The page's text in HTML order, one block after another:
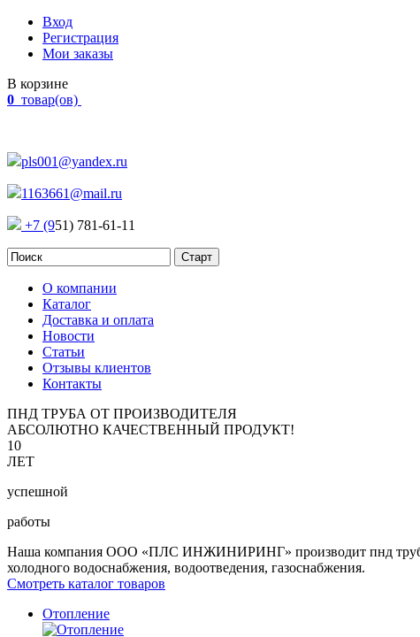
Вход
Регистрация
Мои заказы
В корзине
0 товар(ов)
pls001@yandex.ru
1163661@mail.ru
+7 (951) 781-61-11
О компании
Каталог
Доставка и оплата
Новости
Статьи
Отзывы клиентов
Контакты
ПНД ТРУБА ОТ ПРОИЗВОДИТЕЛЯ
АБСОЛЮТНО КАЧЕСТВЕННЫЙ ПРОДУКТ!
10
ЛЕТ
успешной
работы
Наша компания ООО «ПЛС ИНЖИНИРИНГ» производит пнд трубу
холодного водоснабжения, водоотведения, газоснабжения.
Смотреть каталог товаров
Отопление